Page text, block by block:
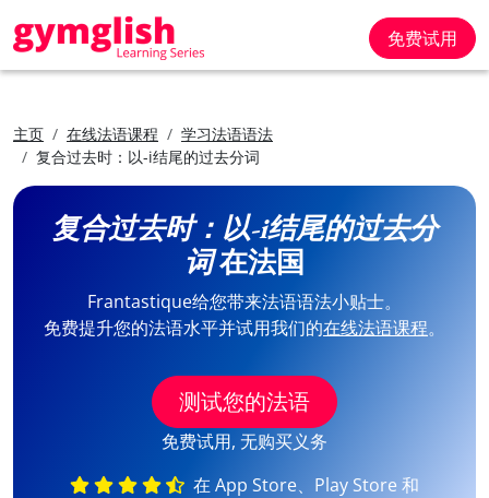
免费试用
主页 在线法语课程
学习法语语法
复合过去时：以-i结尾的过去分词
复合过去时：以-i结尾的过去分
词在法国
Frantastique给您带来法语语法小贴士。
免费提升您的法语水平并试用我们的在线法语课程。
测试您的法语
免费试用, 无购买义务
在 App Store、Play Store 和